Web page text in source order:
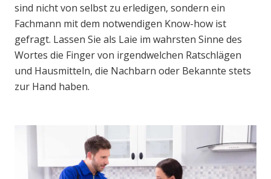
sind nicht von selbst zu erledigen, sondern ein
Fachmann mit dem notwendigen Know-how ist
gefragt. Lassen Sie als Laie im wahrsten Sinne des
Wortes die Finger von irgendwelchen Ratschlägen
und Hausmitteln, die Nachbarn oder Bekannte stets
zur Hand haben.